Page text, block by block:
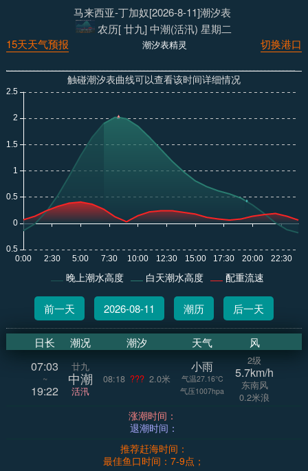
马来西亚-丁加奴[2026-8-11]潮汐表
农历[ 廿九] 中潮(活汛) 星期二
切换港口
潮汐表精灵
15天天气预报
触碰潮汐表曲线可以查看该时间详细情况
晚上潮水高度 白天潮水高度 配重流速
前一天 2026-08-11 潮历 后一天
日长 潮况 潮汐 天气 风
07:03
~
19:22
廿九
中潮
活汛
08:18 ??? 2.0米
小雨
气温27.16°C
气压1007hpa
2级
5.7km/h
东南风
0.2米浪
涨潮时间：
退潮时间：
推荐赶海时间：
最佳鱼口时间：7-9点；